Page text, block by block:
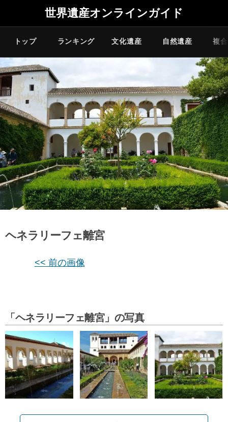
世界遺産オンラインガイド
トップ ランキング 文化遺産 自然遺産 複
ヘネラリーフェ離宮
<< 前の画像
「ヘネラリーフェ離宮」の写真